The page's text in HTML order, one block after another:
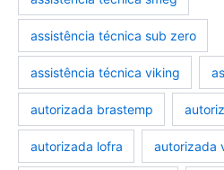
assistência técnica sub zero
assistência técnica viking
autorizada brastemp
autorizada lofra autorizada